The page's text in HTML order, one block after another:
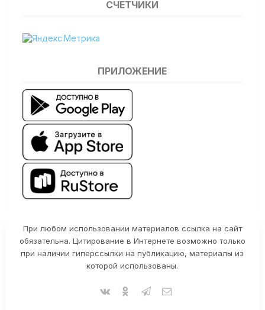
СЧЕТЧИКИ
ПРИЛОЖЕНИЕ
При любом использовании материалов ссылка на сайт
обязательна. Цитирование в Интернете возможно только
при наличии гиперссылки на публикацию, материалы из
которой использованы.